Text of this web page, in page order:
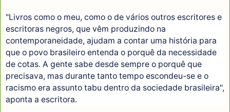
"Livros como o meu, como o de vários outros escritores e
escritoras negros, que vêm produzindo na
contemporaneidade, ajudam a contar uma história para
que o povo brasileiro entenda o porquê da necessidade
de cotas. A gente sabe desde sempre o porquê que
precisava, mas durante tanto tempo escondeu-se e o
racismo era assunto tabu dentro da sociedade brasileira",
aponta a escritora.